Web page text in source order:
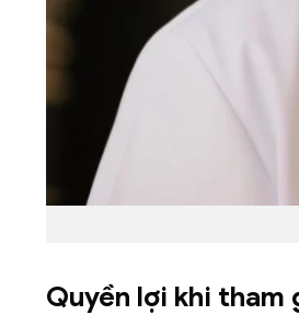
Quyền lợi khi tham